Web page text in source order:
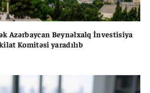
Azərbaycan Beynəlxalq İnvestisiya
Komitəsi yaradılıb